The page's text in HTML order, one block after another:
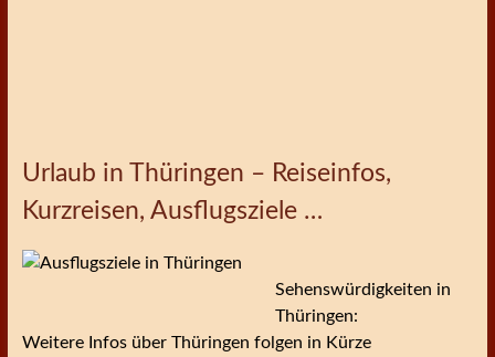
Urlaub in Thüringen – Reiseinfos,
Kurzreisen, Ausflugsziele …
Sehenswürdigkeiten in
Thüringen:
Weitere Infos über Thüringen folgen in Kürze